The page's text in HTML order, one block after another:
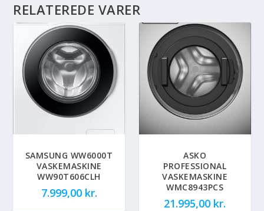
RELATEREDE VARER
SAMSUNG WW6000T
VASKEMASKINE
WW90T606CLH
7.999,00 kr.
ASKO
PROFESSIONAL
VASKEMASKINE
WMC8943PCS
21.995,00 kr.